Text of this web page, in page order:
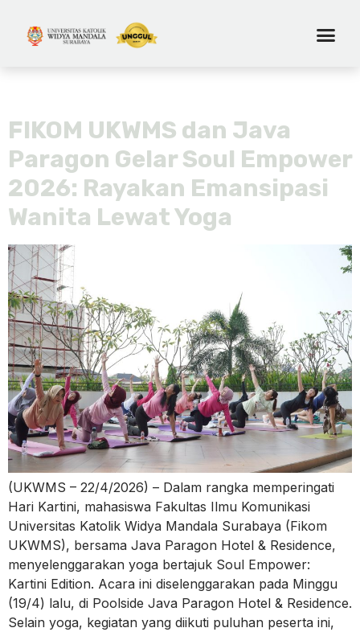
FIKOM UKWMS dan Java
Paragon Gelar Soul Empower
2026: Rayakan Emansipasi
Wanita Lewat Yoga
(UKWMS – 22/4/2026) – Dalam rangka memperingati
Hari Kartini, mahasiswa Fakultas Ilmu Komunikasi
Universitas Katolik Widya Mandala Surabaya (Fikom
UKWMS), bersama Java Paragon Hotel & Residence,
menyelenggarakan yoga bertajuk Soul Empower:
Kartini Edition. Acara ini diselenggarakan pada Minggu
(19/4) lalu, di Poolside Java Paragon Hotel & Residence.
Selain yoga, kegiatan yang diikuti puluhan peserta ini,